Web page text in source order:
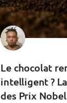
Le chocolat
intelligent ?
des Prix Nobel